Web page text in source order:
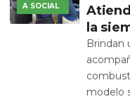
A SOCIAL
la
Brindan
modelo